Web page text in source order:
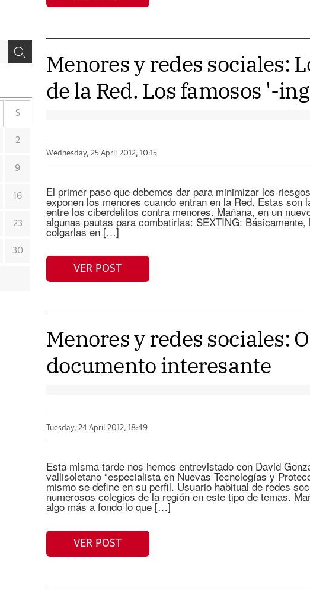
Menores y redes sociales:
de la Red. Los famosos '-
Wednesday, 25 April 2012, 10:15
El primer paso que debemos dar para minimizar los
exponen los menores cuando entran en la Red. Estas son
entre los ciberdelitos contra menores. Mañana, en un
algunas pautas para combatirlas: SEXTING:
colgarlas en […]
VER POST
Menores y redes sociales:
documento interesante
Tuesday, 24 April 2012, 18:49
Esta misma tarde nos hemos entrevistado con David
vallisoletano “especialista en Nuevas Tecnologías y
mismo se define en su perfil. Usuario habitual de redes
numerosos colegios de la región en este tipo de temas.
algo más a fondo lo que […]
VER POST
S
2
9
16
23
30